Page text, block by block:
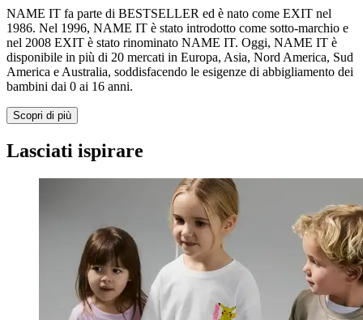
NAME IT fa parte di BESTSELLER ed è nato come EXIT nel
1986. Nel 1996, NAME IT è stato introdotto come sotto-marchio e
nel 2008 EXIT è stato rinominato NAME IT. Oggi, NAME IT è
disponibile in più di 20 mercati in Europa, Asia, Nord America, Sud
America e Australia, soddisfacendo le esigenze di abbigliamento dei
bambini dai 0 ai 16 anni.
Scopri di più
Lasciati ispirare